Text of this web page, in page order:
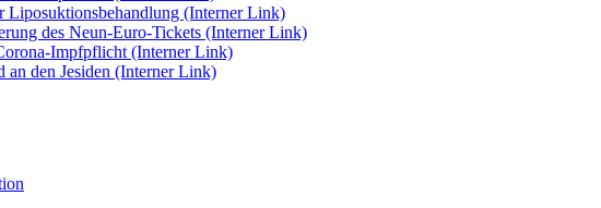
Liposuk­tions­behandlung (Interner Link)
des Neun-Euro-Tickets (Interner Link)
Impfpflicht (Interner Link)
den Jesiden (Interner Link)